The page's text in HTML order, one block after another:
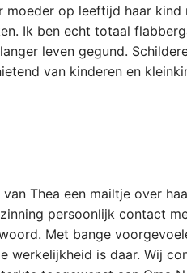
op leeftijd haar kind
Ik ben echt totaal
leven gegund.
van kinderen en
Thea een mailtje over
persoonlijk contact
Met bange
werkelijkheid is daar. Wij